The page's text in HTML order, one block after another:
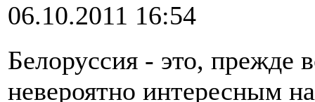
06.10.2011 16:54
Белоруссия - это, прежде
невероятно интересным